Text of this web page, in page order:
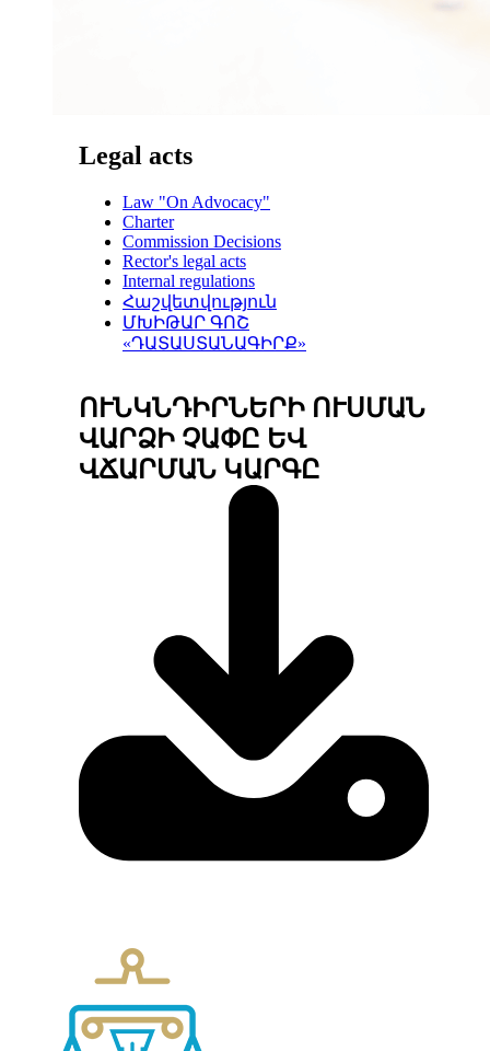
Legal acts
Law "On Advocacy"
Charter
Commission Decisions
Rector's legal acts
Internal regulations
Հաշվետվություն
ՄԽԻԹԱՐ ԳՈՇ
«ԴԱՏԱՍՏԱՆԱԳԻՐՔ»
ՈՒՆԿՆԴԻՐՆԵՐԻ ՈՒՍՄԱՆ
ՎԱՐՁԻ ՉԱՓԸ ԵՎ
ՎՃԱՐՄԱՆ ԿԱՐԳԸ